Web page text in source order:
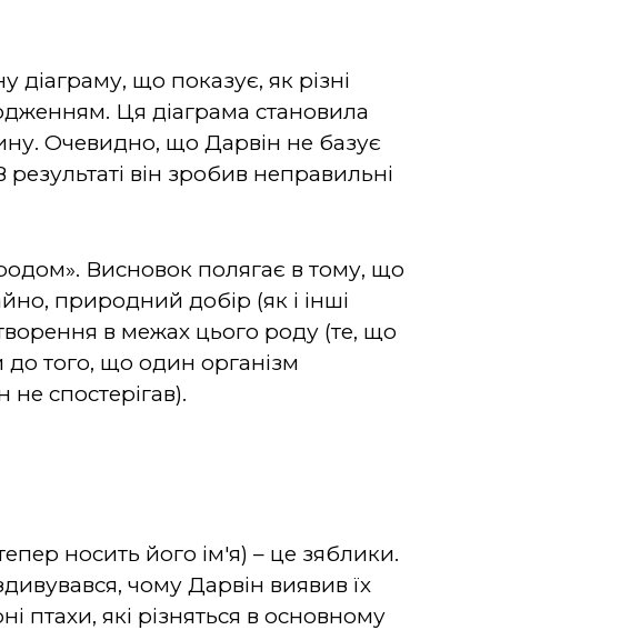
діаграму, що показує, як різні
Ця діаграма становила
Очевидно, що Дарвін не базує
він зробив неправильні
Висновок полягає в тому, що
природний добір (як і інші
в межах цього роду (те, що
до того, що один організм
спостерігав).
носить його ім'я)– це зяблики.
чому Дарвін виявив їх
птахи, які різняться в основному